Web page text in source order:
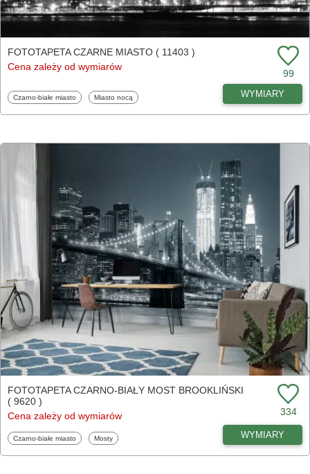
FOTOTAPETA CZARNE MIASTO ( 11403 )
Cena zależy od wymiarów
99
Fototapety
Czarno-białe miasto Fototapety
Miasto nocą WYMIARY
FOTOTAPETA CZARNO-BIAŁY MOST BROOKLIŃSKI
( 9620 )
Cena zależy od wymiarów
334
Fototapety
Czarno-białe miasto Fototapety
Mosty WYMIARY